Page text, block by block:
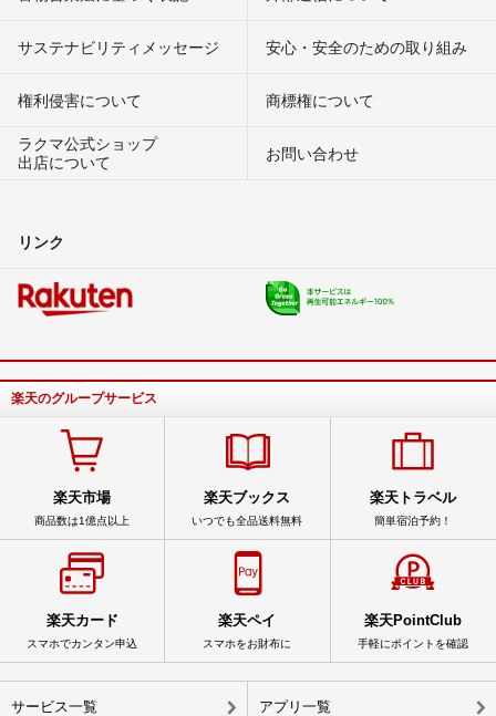
サステナビリティメッセージ 安心・安全のための取り組み
権利侵害について
商標権について
ラクマ公式ショップ
出店について
お問い合わせ
リンク
楽天のグループサービス
楽天市場
商品数は1億点以上
楽天ブックス
いつでも全品送料無料
楽天トラベル
簡単宿泊予約！
楽天カード
スマホでカンタン申込
楽天ペイ
スマホをお財布に
楽天PointClub
手軽にポイントを確認
サービス一覧 アプリ一覧